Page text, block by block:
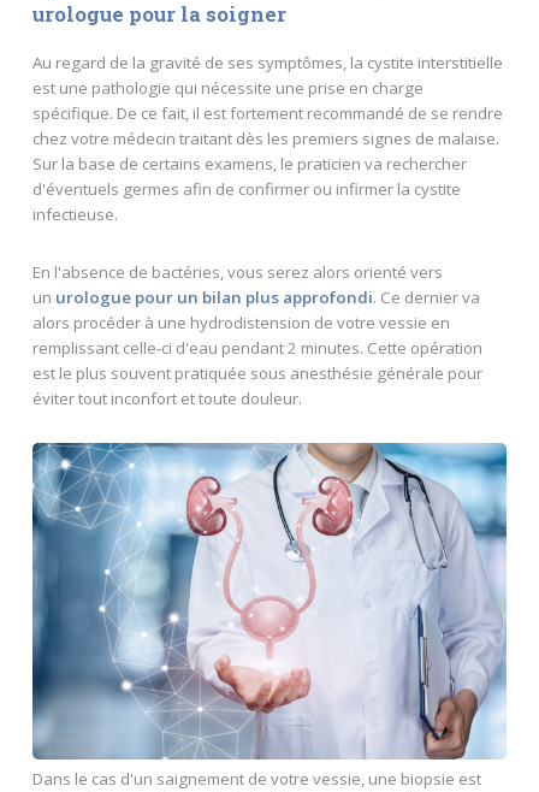
urologue pour la soigner
Au regard de la gravité de ses symptômes, la cystite interstitielle
est une pathologie qui nécessite une prise en charge
spécifique. De ce fait, il est fortement recommandé de se rendre
chez votre médecin traitant dès les premiers signes de malaise.
Sur la base de certains examens, le praticien va rechercher
d'éventuels germes afin de confirmer ou infirmer la cystite
infectieuse.
En l'absence de bactéries, vous serez alors orienté vers
un urologue pour un bilan plus approfondi. Ce dernier va
alors procéder à une hydrodistension de votre vessie en
remplissant celle-ci d'eau pendant 2 minutes. Cette opération
est le plus souvent pratiquée sous anesthésie générale pour
éviter tout inconfort et toute douleur.
Dans le cas d'un saignement de votre vessie, une biopsie est